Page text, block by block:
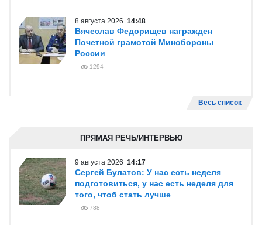
8 августа 2026 14:48
Вячеслав Федорищев награжден
Почетной грамотой Минобороны
России
1294
Весь список
ПРЯМАЯ РЕЧЬ/ИНТЕРВЬЮ
9 августа 2026 14:17
Сергей Булатов: У нас есть неделя
подготовиться, у нас есть неделя для
того, чтоб стать лучше
788